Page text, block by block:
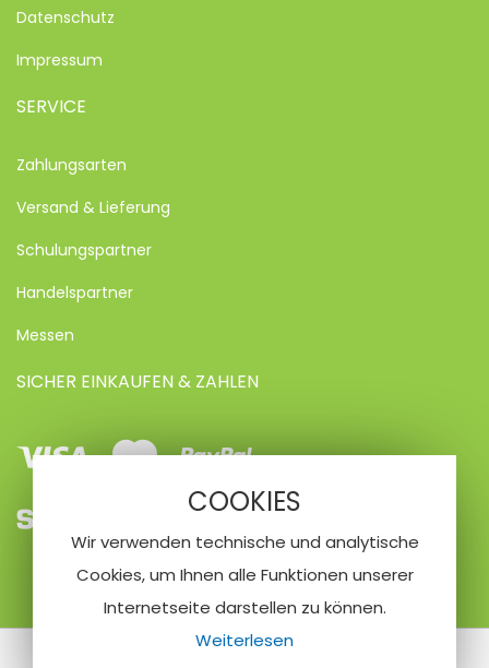
COOKIES
Wir verwenden technische und analytische
Cookies, um Ihnen alle Funktionen unserer
Internetseite darstellen zu können.
Weiterlesen
Datenschutz
Impressum
SERVICE
Zahlungsarten
Versand & Lieferung
Schulungspartner
Handelspartner
Messen
SICHER EINKAUFEN & ZAHLEN
VisaMastercard
Paypal
Lastschrifteinzug
VorkasseKreditkarte